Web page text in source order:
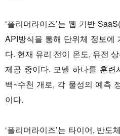
‘폴리머라이즈’는 웹 기반
API방식을 통해 단위체 정보에
다. 현재 유리 전이 온도, 유전
제공 중이다. 모델 하나를 훈련
백~수천 개로, 각 물성의 예측
이다.
‘폴리머라이즈’는 타이어, 반도